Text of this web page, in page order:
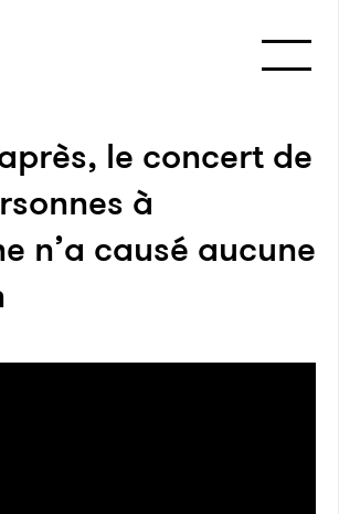
le concert de
à
n’a causé aucune